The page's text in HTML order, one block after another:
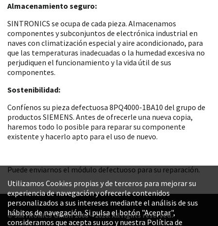
Almacenamiento seguro:
SINTRONICS se ocupa de cada pieza. Almacenamos
componentes y subconjuntos de electrónica industrial en
naves con climatización especial y aire acondicionado, para
que las temperaturas inadecuadas o la humedad excesiva no
perjudiquen el funcionamiento y la vida útil de sus
componentes.
Sostenibilidad:
Confíenos su pieza defectuosa 8PQ4000-1BA10 del grupo de
productos SIEMENS. Antes de ofrecerle una nueva copia,
haremos todo lo posible para reparar su componente
existente y hacerlo apto para el uso de nuevo.
Puede enviarnos el módulo defectuoso para su reparación.
© SINTRONICS GmbH 2008 – 2026. All rights reserved.
Utilizamos Cookies propias y de terceros para mejorar su
experiencia de navegación y ofrecerle contenidos
personalizados a sus intereses mediante el análisis de sus
hábitos de navegación. Si pulsa el botón "Aceptar",
consideramos que acepta su uso y nuestra Política de